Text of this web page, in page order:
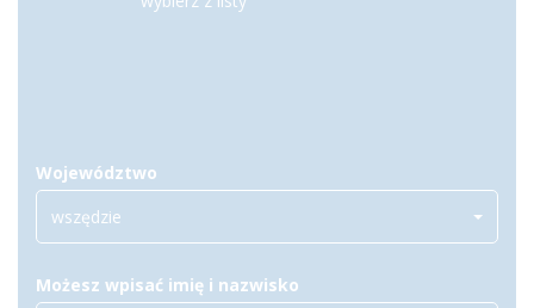
Województwo
wszędzie
Możesz wpisać imię i nazwisko